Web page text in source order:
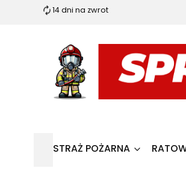
14 dni na zwrot
STRAŻ POŻARNA